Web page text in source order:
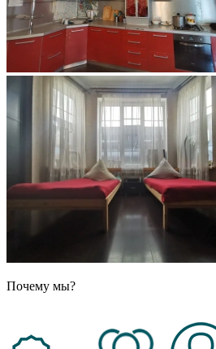
Почему мы?